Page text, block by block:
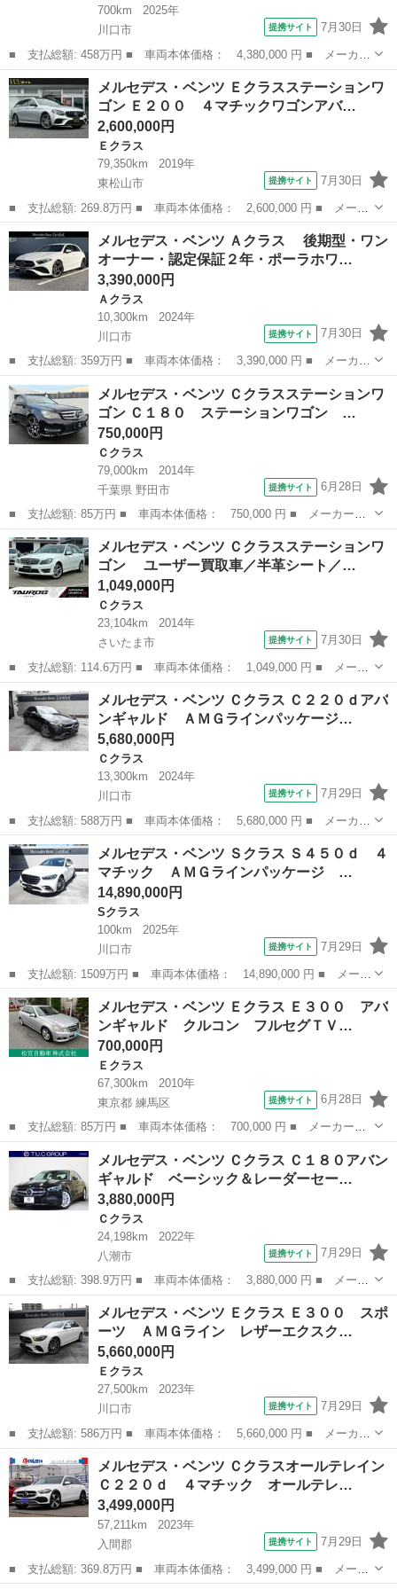
700km
2025年
川口市
提携サイト 7月30日
■ 支払総額: 458万円 ■ 車両本体価格： 4,380,000 円 ■ メーカー
名： メルセデス・ベンツ ■ 車種名： Ｂクラス ■ グレード
名： Ｂ２００ｄ ＡＭＧラインパッケージ 認定保証２年・禁煙
車・ワンオーナー...
埼玉 川口市 Ｂクラス
メルセデス・ベンツ Ｅクラスステーションワ
ゴン Ｅ２００ ４マチックワゴンアバ…
2,600,000円
Ｅクラス
79,350km
2019年
東松山市
提携サイト 7月30日
■ 支払総額: 269.8万円 ■ 車両本体価格： 2,600,000 円 ■ メーカ
ー名： メルセデス・ベンツ ■ 車種名： Ｅクラスステーションワ
ゴン ■ グレード名： Ｅ２００ ４マチックワゴンアバンＧ ＡＭ
Ｇライン...
埼玉 東松山市 Ｅクラス
メルセデス・ベンツ Ａクラス 後期型・ワン
オーナー・認定保証２年・ポーラホワ…
3,390,000円
Ａクラス
10,300km
2024年
川口市
提携サイト 7月30日
■ 支払総額: 359万円 ■ 車両本体価格： 3,390,000 円 ■ メーカー
名： メルセデス・ベンツ ■ 車種名： Ａクラス ■ グレード
名： 後期型・ワンオーナー・認定保証２年・ポーラホワイト・Ａ
ＭＧライン・ア...
埼玉 川口市 Ａクラス
メルセデス・ベンツ Ｃクラスステーションワ
ゴン Ｃ１８０ ステーションワゴン …
750,000円
Ｃクラス
79,000km
2014年
千葉県 野田市
提携サイト 6月28日
■ 支払総額: 85万円 ■ 車両本体価格： 750,000 円 ■ メーカー
名： メルセデス・ベンツ ■ 車種名： Ｃクラスステーションワゴ
ン ■ グレード名： Ｃ１８０ ステーションワゴン エディション
Ｃ ■ 排気量：...
千葉 野田市 Ｃクラス
メルセデス・ベンツ Ｃクラスステーションワ
ゴン ユーザー買取車／半革シート／…
1,049,000円
Ｃクラス
23,104km
2014年
さいたま市
提携サイト 7月30日
■ 支払総額: 114.6万円 ■ 車両本体価格： 1,049,000 円 ■ メーカ
ー名： メルセデス・ベンツ ■ 車種名： Ｃクラスステーションワ
ゴン ■ グレード名： ユーザー買取車／半革シート／純正ナビ
／：バック...
埼玉 さいたま市 Ｃクラス
メルセデス・ベンツ Ｃクラス Ｃ２２０ｄアバ
ンギャルド ＡＭＧラインパッケージ…
5,680,000円
Ｃクラス
13,300km
2024年
川口市
提携サイト 7月29日
■ 支払総額: 588万円 ■ 車両本体価格： 5,680,000 円 ■ メーカー
名： メルセデス・ベンツ ■ 車種名： Ｃクラス ■ グレード
名： Ｃ２２０ｄアバンギャルド ＡＭＧラインパッケージ ＡＭＧ
ライン ヘッド...
埼玉 川口市 Ｃクラス
メルセデス・ベンツ Ｓクラス Ｓ４５０ｄ ４
マチック ＡＭＧラインパッケージ …
14,890,000円
Sクラス
100km
2025年
川口市
提携サイト 7月29日
■ 支払総額: 1509万円 ■ 車両本体価格： 14,890,000 円 ■ メーカ
ー名： メルセデス・ベンツ ■ 車種名： Ｓクラス ■ グレード
名： Ｓ４５０ｄ ４マチック ＡＭＧラインパッケージ ＡＭＧラ
イン レザ...
埼玉 川口市 Sクラス
メルセデス・ベンツ Ｅクラス Ｅ３００ アバ
ンギャルド クルコン フルセグＴＶ…
700,000円
Ｅクラス
67,300km
2010年
東京都 練馬区
提携サイト 6月28日
■ 支払総額: 85万円 ■ 車両本体価格： 700,000 円 ■ メーカー
名： メルセデス・ベンツ ■ 車種名： Ｅクラス ■ グレード
名： Ｅ３００ アバンギャルド クルコン フルセグＴＶ 整備記
録簿 スマートキー ...
東京 練馬区 Ｅクラス
メルセデス・ベンツ Ｃクラス Ｃ１８０アバン
ギャルド ベーシック＆レーダーセー…
3,880,000円
Ｃクラス
24,198km
2022年
八潮市
提携サイト 7月29日
■ 支払総額: 398.9万円 ■ 車両本体価格： 3,880,000 円 ■ メーカ
ー名： メルセデス・ベンツ ■ 車種名： Ｃクラス ■ グレード
名： Ｃ１８０アバンギャルド ベーシック＆レーダーセーフティＰ
ＫＧ 黒革...
埼玉 八潮市 Ｃクラス
メルセデス・ベンツ Ｅクラス Ｅ３００ スポ
ーツ ＡＭＧライン レザーエクスク…
5,660,000円
Ｅクラス
27,500km
2023年
川口市
提携サイト 7月29日
■ 支払総額: 586万円 ■ 車両本体価格： 5,660,000 円 ■ メーカー
名： メルセデス・ベンツ ■ 車種名： Ｅクラス ■ グレード
名： Ｅ３００ スポーツ ＡＭＧライン レザーエクスクルーシ
ブ パノラミック...
埼玉 川口市 Ｅクラス
メルセデス・ベンツ Ｃクラスオールテレイン
Ｃ２２０ｄ ４マチック オールテレ…
3,499,000円
57,211km
2023年
入間郡
提携サイト 7月29日
■ 支払総額: 369.8万円 ■ 車両本体価格： 3,499,000 円 ■ メーカ